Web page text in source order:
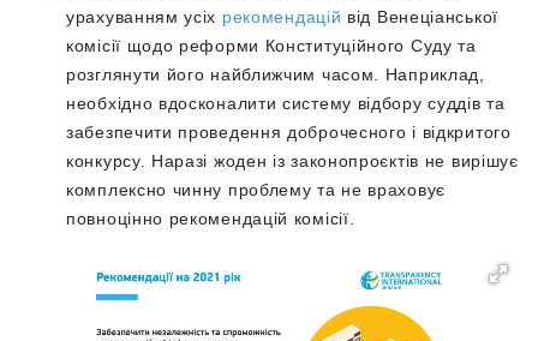
урахуванням усіх рекомендацій від Венеціанської
комісії щодо реформи Конституційного Суду та
розглянути його найближчим часом. Наприклад,
необхідно вдосконалити систему відбору суддів та
забезпечити проведення доброчесного і відкритого
конкурсу. Наразі жоден із законопроєктів не вирішує
комплексно чинну проблему та не враховує
повноцінно рекомендацій комісії.